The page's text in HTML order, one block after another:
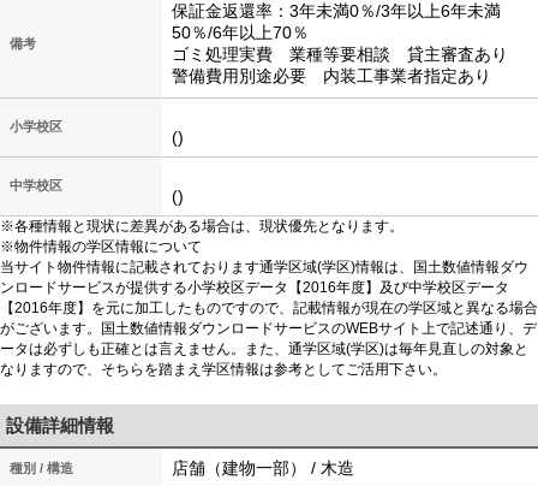
備考
保証金返還率：3年未満0％/3年以上6年未満
50％/6年以上70％
ゴミ処理実費 業種等要相談 貸主審査あり
警備費用別途必要 内装工事業者指定あり
小学校区
()
中学校区
()
※各種情報と現状に差異がある場合は、現状優先となります。
※物件情報の学区情報について
当サイト物件情報に記載されております通学区域(学区)情報は、国土数値情報ダウ
ンロードサービスが提供する小学校区データ【2016年度】及び中学校区データ
【2016年度】を元に加工したものですので、記載情報が現在の学区域と異なる場合
がございます。国土数値情報ダウンロードサービスのWEBサイト上で記述通り、デ
ータは必ずしも正確とは言えません。また、通学区域(学区)は毎年見直しの対象と
なりますので、そちらを踏まえ学区情報は参考としてご活用下さい。
設備詳細情報
種別 / 構造 店舗（建物一部） / 木造